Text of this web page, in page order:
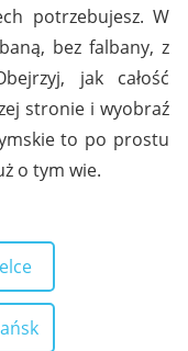
potrzebujesz. W
bez falbany, z
jak całość
stronie i wyobraź
to po prostu
o tym wie.